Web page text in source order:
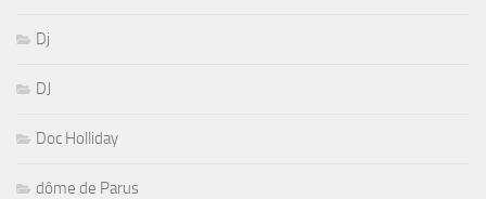
Dj
DJ
Doc Holliday
dôme de Parus